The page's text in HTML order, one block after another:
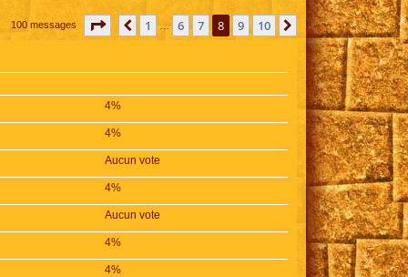
100 messages Page sur10
Précédente
1 6 7 8 9 10 Suivante
4%
4%
Aucun vote
4%
Aucun vote
4%
4%